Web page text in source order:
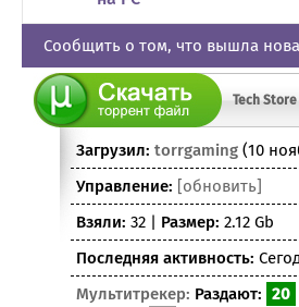
Сообщить о том, что вышла
Tech
Загрузил: torrgaming (10
Управление: [обновить]
Взяли: 32 | Размер: 2.12 Gb
Последняя активность:
Мультитрекер: Раздают: 20